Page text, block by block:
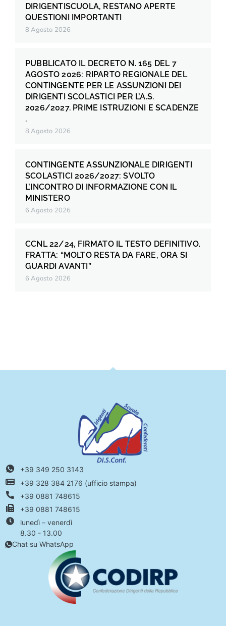
DIRIGENTISCUOLA, RESTANO APERTE
QUESTIONI IMPORTANTI
8 Agosto 2026
PUBBLICATO IL DECRETO N. 165 DEL 7
AGOSTO 2026: RIPARTO REGIONALE DEL
CONTINGENTE PER LE ASSUNZIONI DEI
DIRIGENTI SCOLASTICI PER L’A.S.
2026/2027. PRIME ISTRUZIONI E SCADENZE
.
8 Agosto 2026
CONTINGENTE ASSUNZIONALE DIRIGENTI
SCOLASTICI 2026/2027: SVOLTO
L’INCONTRO DI INFORMAZIONE CON IL
MINISTERO
6 Agosto 2026
CCNL 22/24, FIRMATO IL TESTO DEFINITIVO.
FRATTA: “MOLTO RESTA DA FARE, ORA SI
GUARDI AVANTI”
6 Agosto 2026
+39 349 250 3143
+39 328 384 2176 (ufficio stampa)
+39 0881 748615
+39 0881 748615
lunedì – venerdì
8.30 - 13.00
Chat su WhatsApp